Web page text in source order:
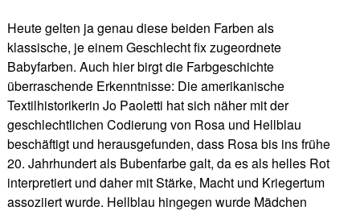
Heute gelten ja genau diese beiden Farben als
klassische, je einem Geschlecht fix zugeordnete
Babyfarben. Auch hier birgt die Farbgeschichte
überraschende Erkenntnisse: Die amerikanische
Textilhistorikerin Jo Paoletti hat sich näher mit der
geschlechtlichen Codierung von Rosa und Hellblau
beschäftigt und herausgefunden, dass Rosa bis ins frühe
20. Jahrhundert als Bubenfarbe galt, da es als helles Rot
interpretiert und daher mit Stärke, Macht und Kriegertum
assoziiert wurde. Hellblau hingegen wurde Mädchen